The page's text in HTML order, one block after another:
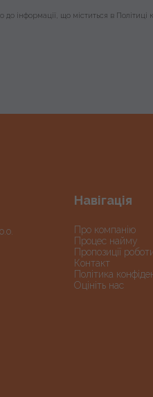
інформації, що міститься в Політиці
Навігація
Про компанію
Процес найму
Пропозиції
Контакт
Політика
Oцініть нас